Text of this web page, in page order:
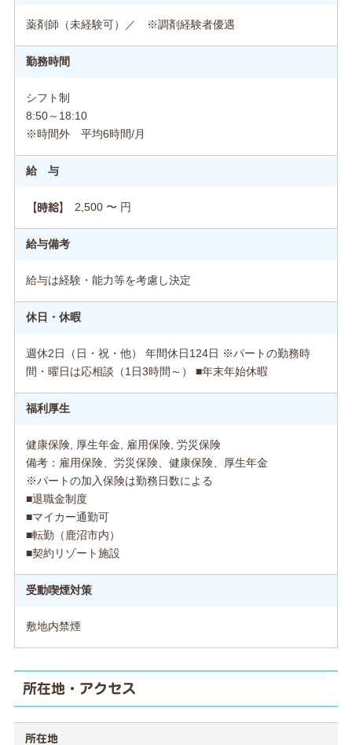
薬剤師（未経験可）／ ※調剤経験者優遇
勤務時間
シフト制
8:50～18:10
※時間外 平均6時間/月
給 与
【時給】 2,500 〜 円
給与備考
給与は経験・能力等を考慮し決定
休日・休暇
週休2日（日・祝・他） 年間休日124日 ※パートの勤務時
間・曜日は応相談（1日3時間～） ■年末年始休暇
福利厚生
健康保険, 厚生年金, 雇用保険, 労災保険
備考：雇用保険、労災保険、健康保険、厚生年金
※パートの加入保険は勤務日数による
■退職金制度
■マイカー通勤可
■転勤（鹿沼市内）
■契約リゾート施設
受動喫煙対策
敷地内禁煙
所在地・アクセス
所在地